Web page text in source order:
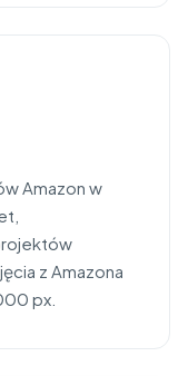
Amazon w
z Amazona
px.